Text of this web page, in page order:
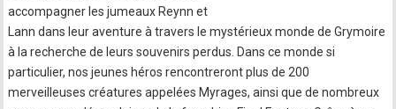
accompagner les jumeaux Reynn et
Lann dans leur aventure à travers le mystérieux monde de Grymoire
à la recherche de leurs souvenirs perdus. Dans ce monde si
particulier, nos jeunes héros rencontreront plus de 200
merveilleuses créatures appelées Myrages, ainsi que de nombreux